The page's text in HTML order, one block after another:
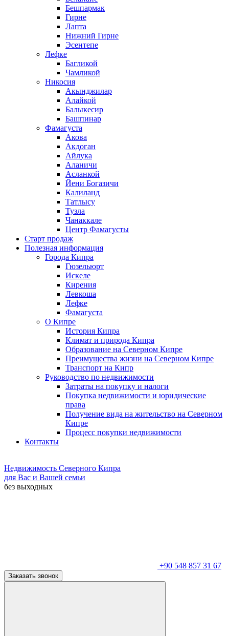
Бешпармак
Гирне
Лапта
Нижний Гирне
Эсентепе
Лефке
Багликой
Чамликой
Никосия
Акынджилар
Алайкой
Балыкесир
Башпинар
Фамагуста
Акова
Акдоган
Айлука
Аланичи
Асланкой
Йени Богазичи
Калиланд
Татлысу
Тузла
Чанаккале
Центр Фамагусты
Старт продаж
Полезная информация
Города Кипра
Гюзельюрт
Искеле
Кирения
Левкоша
Лефке
Фамагуста
О Кипре
История Кипра
Климат и природа Кипра
Образование на Северном Кипре
Преимущества жизни на Северном Кипре
Транспорт на Кипр
Руководство по недвижимости
Затраты на покупку и налоги
Покупка недвижимости и юридические
права
Получение вида на жительство на Северном
Кипре
Процесс покупки недвижимости
Контакты
Недвижимость Северного Кипра
для Вас и Вашей семьи
без выходных
+90 548 857 31 67
Заказать звонок